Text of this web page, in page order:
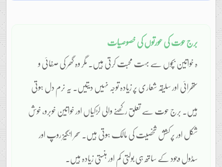
برج حوت کی عورتوں کی خصوصیات
ہ خواتین بچوں سے بہت محبت کرتی ہیں۔ مگر وہ گھر کی صفائی و
ستھرائی اور سلیقہ شعاری پر زیادہ توجہ نہیں دیتیں۔ یہ نرم دل ہوتی
ہیں۔ برج حوت سے تعلق رکھنے والی لڑکیاں اور خواتین خوبرو، خوش
شکل اور پرکشش شخصیت کی مالک ہوتی ہیں۔ سحر انگیز روپ اور
سڈول وجود کے ساتھ ہی بولتی کم اور ہنستی زیادہ ہیں۔